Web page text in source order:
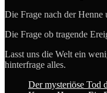
Die Frage nach der Henne
Die Frage ob tragende
Lasst uns die Welt ein
hinterfrage alles.
Der mysteriöse Tod